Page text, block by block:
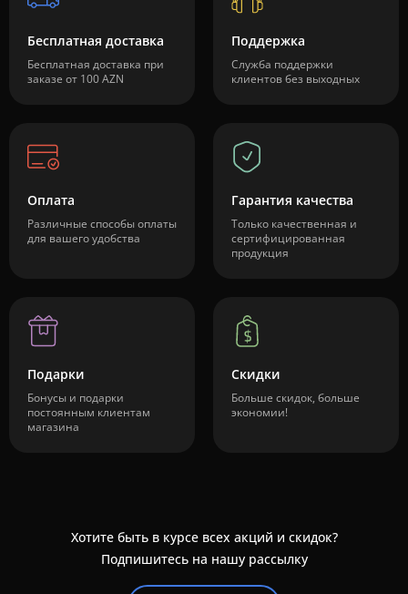
Бесплатная доставка
Бесплатная доставка при
заказе от 100 AZN
Поддержка
Служба поддержки
клиентов без выходных
Оплата
Различные способы оплаты
для вашего удобства
Гарантия качества
Только качественная и
сертифицированная
продукция
Подарки
Бонусы и подарки
постоянным клиентам
магазина
Скидки
Больше скидок, больше
экономии!
Хотите быть в курсе всех акций и скидок?
Подпишитесь на нашу рассылку